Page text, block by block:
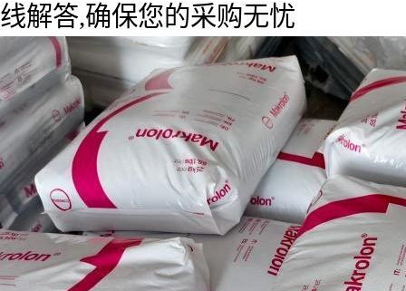
线解答,确保您的采购无忧